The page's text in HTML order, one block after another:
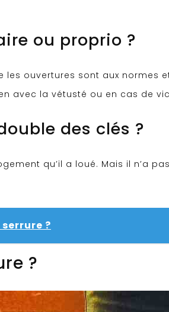
ou proprio ?
ouvertures sont aux normes
avec la vétusté ou en cas de
des clés ?
qu’il a loué. Mais il n’a
?
?